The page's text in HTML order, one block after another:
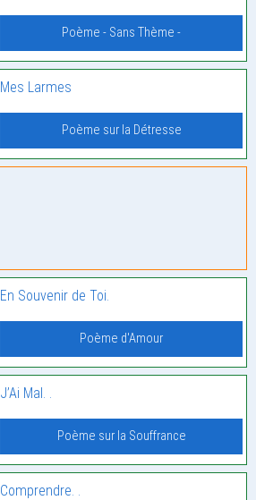
Poème - Sans Thème -
Mes Larmes
Poème sur la Détresse
En Souvenir de Toi.
Poème d'Amour
J’Ai Mal. .
Poème sur la Souffrance
Comprendre. .